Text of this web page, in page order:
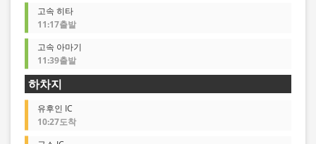
고속 히타
11:17출발
고속 아마기
11:39출발
하차지
유후인 IC
10:27도착